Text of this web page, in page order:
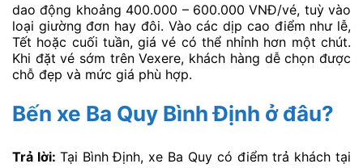
dao động khoảng 400.000 – 600.000 VNĐ/vé, tuỳ vào
loại giường đơn hay đôi. Vào các dịp cao điểm như lễ,
Tết hoặc cuối tuần, giá vé có thể nhỉnh hơn một chút.
Khi đặt vé sớm trên Vexere, khách hàng dễ chọn được
chỗ đẹp và mức giá phù hợp.
Bến xe Ba Quy Bình Định ở đâu?
Trả lời: Tại Bình Định, xe Ba Quy có điểm trả khách tại